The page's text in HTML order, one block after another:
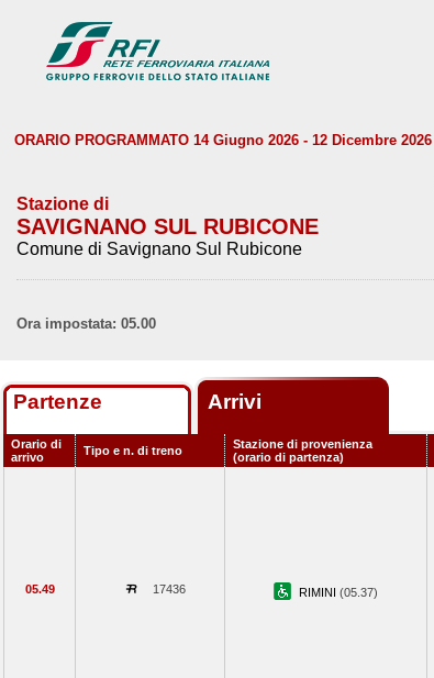
ORARIO PROGRAMMATO 14 Giugno 2026 - 12 Dicembre 2026
Stazione di
SAVIGNANO SUL RUBICONE
Comune di Savignano Sul Rubicone
Ora impostata: 05.00
Partenze Arrivi
Orario di
arrivo
Tipo e n. di treno
Stazione di provenienza
(orario di partenza)
05.49 17436 RIMINI (05.37)